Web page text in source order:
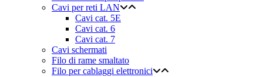
Cavi per reti LAN
Cavi cat. 5E
Cavi cat. 6
Cavi cat. 7
Cavi schermati
Filo di rame smaltato
Filo per cablaggi elettronici